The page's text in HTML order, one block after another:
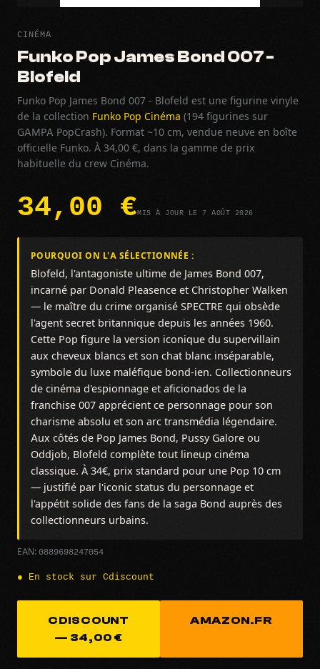
CINÉMA
Funko Pop James Bond 007 -
Blofeld
Funko Pop James Bond 007 - Blofeld est une figurine vinyle
de la collection Funko Pop Cinéma (194 figurines sur
GAMPA PopCrash). Format ~10 cm, vendue neuve en boîte
officielle Funko. À 34,00 €, dans la gamme de prix
habituelle du crew Cinéma.
34,00 €MIS À JOUR LE 7 AOÛT 2026
POURQUOI ON L'A SÉLECTIONNÉE :
Blofeld, l'antagoniste ultime de James Bond 007,
incarné par Donald Pleasence et Christopher Walken
— le maître du crime organisé SPECTRE qui obsède
l'agent secret britannique depuis les années 1960.
Cette Pop figure la version iconique du supervillain
aux cheveux blancs et son chat blanc inséparable,
symbole du luxe maléfique bond-ien. Collectionneurs
de cinéma d'espionnage et aficionados de la
franchise 007 apprécient ce personnage pour son
charisme absolu et son arc transmédia légendaire.
Aux côtés de Pop James Bond, Pussy Galore ou
Oddjob, Blofeld complète tout lineup cinéma
classique. À 34€, prix standard pour une Pop 10 cm
— justifié par l'iconic status du personnage et
l'appétit solide des fans de la saga Bond auprès des
collectionneurs urbains.
EAN: 0889698247054
● En stock sur Cdiscount
CDISCOUNT
— 34,00 €
AMAZON.FR